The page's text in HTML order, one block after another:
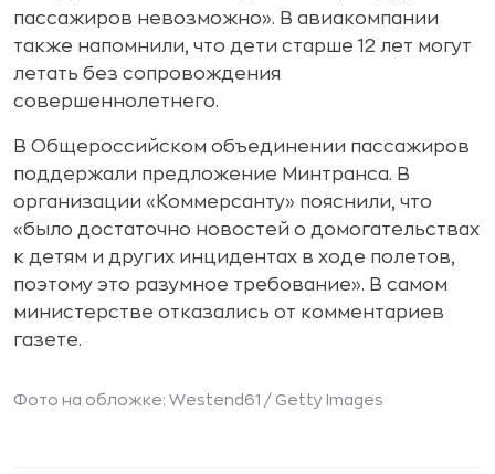
пассажиров невозможно». В авиакомпании
также напомнили, что дети старше 12 лет могут
летать без сопровождения
совершеннолетнего.
В Общероссийском объединении пассажиров
поддержали предложение Минтранса. В
организации «Коммерсанту» пояснили, что
«было достаточно новостей о домогательствах
к детям и других инцидентах в ходе полетов,
поэтому это разумное требование». В самом
министерстве отказались от комментариев
газете.
Фото на обложке: Westend61 / Getty Images